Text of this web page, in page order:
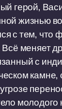
герой,
жизнью
с тем, что
Всё меняет
с
камне,
молодого